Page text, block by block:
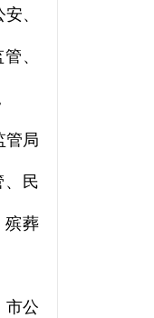
、
、
管局
、民
殡葬
市公